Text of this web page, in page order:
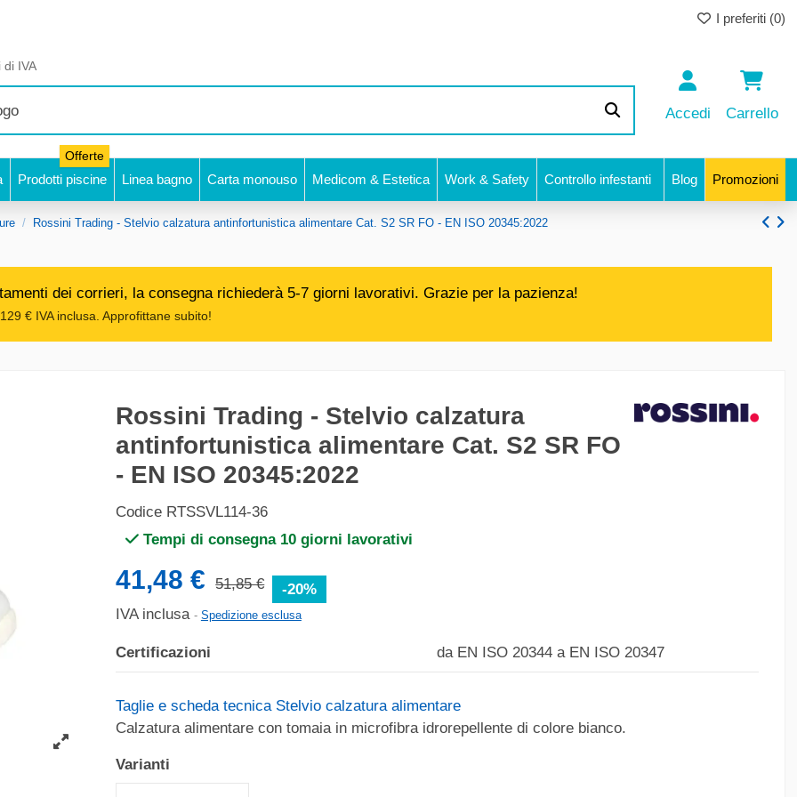
I preferiti (0)
di IVA
Accedi Carrello
Prodotti piscine
Offerte
Linea bagno Carta monouso Medicom & Estetica Work & Safety Controllo infestanti Promozioni
Blog
Rossini Trading - Stelvio calzatura antinfortunistica alimentare Cat. S2 SR FO - EN ISO 20345:2022
dei corrieri, la consegna richiederà 5-7 giorni lavorativi. Grazie per la pazienza!
€ IVA inclusa. Approfittane subito!
Rossini Trading - Stelvio calzatura
antinfortunistica alimentare Cat. S2 SR FO
- EN ISO 20345:2022
Codice RTSSVL114-36
Tempi di consegna 10 giorni lavorativi
41,48 € 51,85 €
-20%
IVA inclusa
Spedizione esclusa
Certificazioni da EN ISO 20344 a EN ISO 20347
Taglie e scheda tecnica Stelvio calzatura alimentare
Calzatura alimentare con tomaia in microfibra idrorepellente di colore bianco.
Varianti